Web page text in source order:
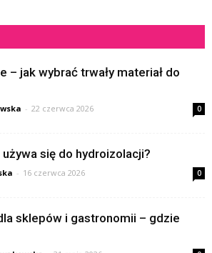
– jak wybrać trwały materiał do
- 22 czerwca 2026 0
się do hydroizolacji?
- 16 czerwca 2026 0
sklepów i gastronomii – gdzie